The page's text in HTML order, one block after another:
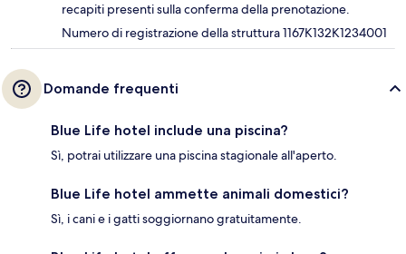
recapiti presenti sulla conferma della prenotazione.
Numero di registrazione della struttura 1167K132K1234001
Domande frequenti
Blue Life hotel include una piscina?
Sì, potrai utilizzare una piscina stagionale all'aperto.
Blue Life hotel ammette animali domestici?
Sì, i cani e i gatti soggiornano gratuitamente.